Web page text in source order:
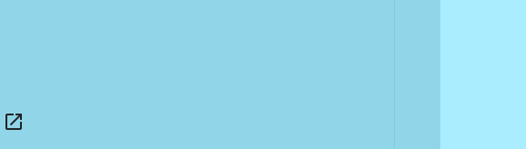
open_in_new